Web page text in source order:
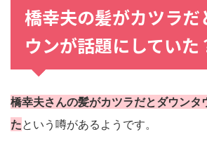
橋幸夫の髪がカツラだ
ウンが話題にしていた
橋幸夫さんの髪がカツラだとダウンタ
たという噂があるようです。